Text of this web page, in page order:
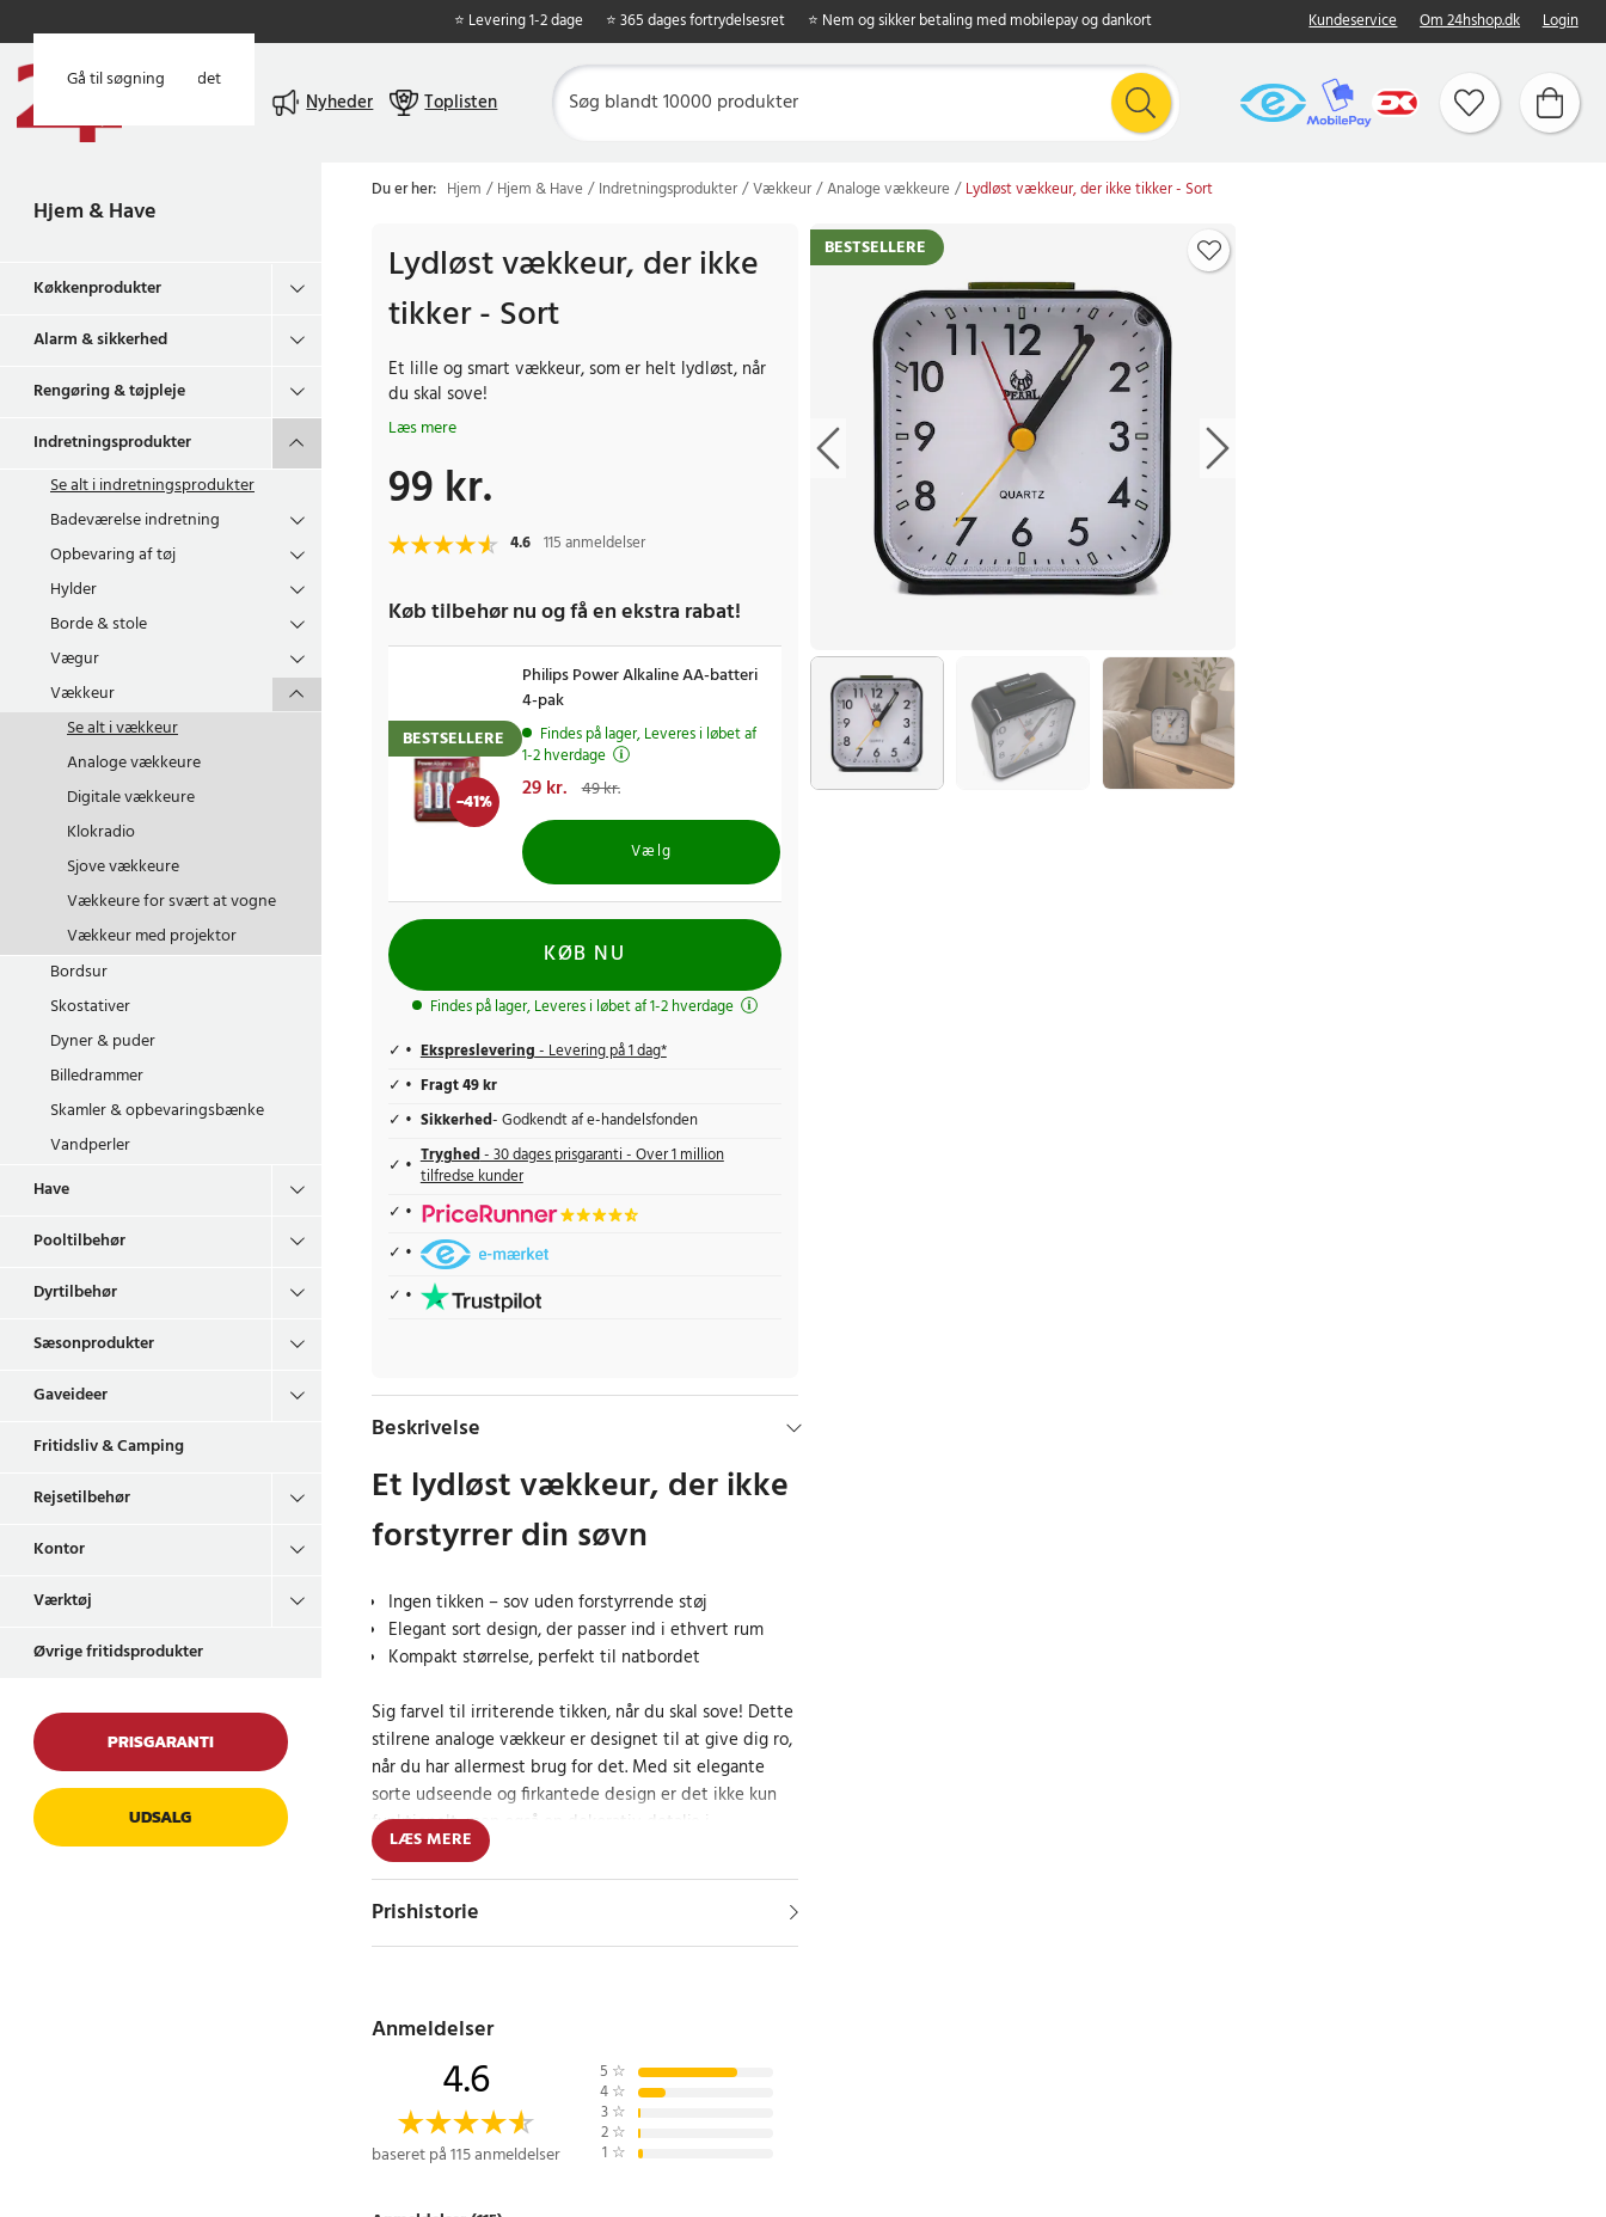
Gå til hovedindholdet
Gå til søgning
⭐ Levering 1-2 dage ⭐ 365 dages fortrydelsesret ⭐ Nem og sikker betaling med mobilepay og dankort Kundeservice Om 24hshop.dk Login
Nyheder Toplisten
Hjem & Have
Køkkenprodukter
Alarm & sikkerhed
Rengøring & tøjpleje
Indretningsprodukter
Se alt iindretningsprodukter
Badeværelse indretning
Opbevaring af tøj
Hylder
Borde & stole
Vægur
Vækkeur
Se alt ivækkeur
Analoge vækkeure
Digitale vækkeure
Klokradio
Sjove vækkeure
Vækkeure for svært at vogne
Vækkeur med projektor
Bordsur
Skostativer
Dyner & puder
Billedrammer
Skamler & opbevaringsbænke
Vandperler
Have
Pooltilbehør
Dyrtilbehør
Sæsonprodukter
Gaveideer
Fritidsliv & Camping
Rejsetilbehør
Kontor
Værktøj
Øvrige fritidsprodukter
PRISGARANTI
UDSALG
Du er her: Hjem Hjem & Have Indretningsprodukter Vækkeur Analoge vækkeure Lydløst vækkeur, der ikke tikker - Sort
BESTSELLERE
Lydløst vækkeur, der ikke
tikker - Sort
Et lille og smart vækkeur, som er helt lydløst, når
du skal sove!
Læs mere
Pris:99 kr.
99 kr.
4.6 115 anmeldelser
Køb tilbehør nu og få en ekstra rabat!
BESTSELLERE
-41%
Philips Power Alkaline AA-batteri
4-pak
Findes på lager, Leveres i løbet af
1-2 hverdage
Nuværende pris
29 kr. 49 kr.
Vælg
KØB NU
Findes på lager, Leveres i løbet af 1-2 hverdage
Ekspreslevering- Levering på 1 dag*
Fragt 49 kr
Sikkerhed- Godkendt af e-handelsfonden
Tryghed- 30 dages prisgaranti - Over 1 million
tilfredse kunder
Beskrivelse
Et lydløst vækkeur, der ikke
forstyrrer din søvn
Ingen tikken – sov uden forstyrrende støj
Elegant sort design, der passer ind i ethvert rum
Kompakt størrelse, perfekt til natbordet
Sig farvel til irriterende tikken, når du skal sove! Dette
stilrene analoge vækkeur er designet til at give dig ro,
når du har allermest brug for det. Med sit elegante
sorte udseende og firkantede design er det ikke kun
funktionelt, men også en dekorativ detalje i
soveværelset.
Enkel og pålidelig i brug
ideelt til både natbord og skrivebord.
Specifikation
- Farve: Sort
- Dimensioner: 8 x 8 x 4,2 cm
- Form: Firkantet
LÆS MERE
Prishistorie
Anmeldelser
4.6
baseret på 115 anmeldelser
5 ☆
4 ☆
3 ☆
2 ☆
1 ☆